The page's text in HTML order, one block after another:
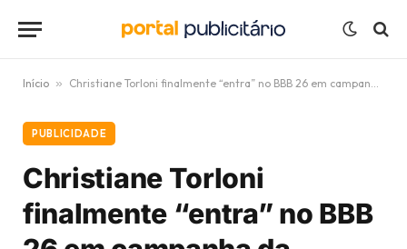
Início » Christiane Torloni finalmente “entra” no BBB 26 em campanha da Amstel
PUBLICIDADE
Christiane Torloni
finalmente “entra” no BBB